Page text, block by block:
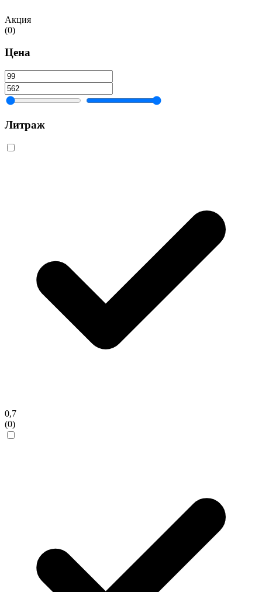
Акция
(0)
Цена
Литраж
0,7
(0)